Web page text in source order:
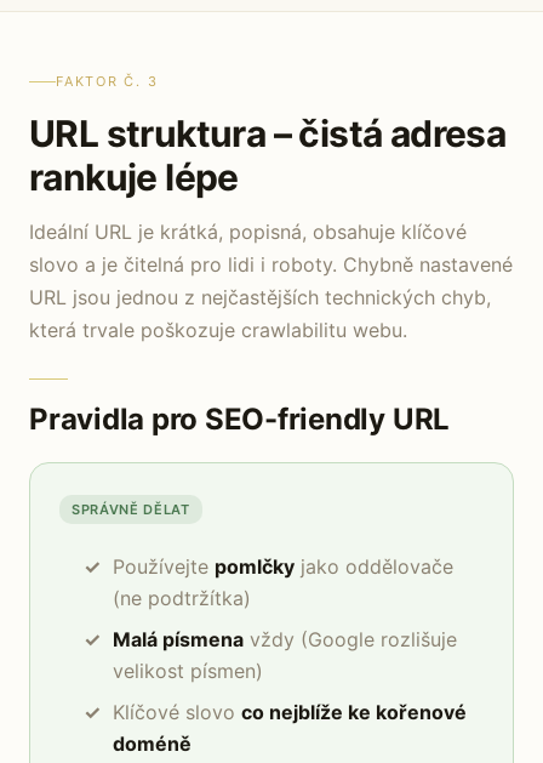
FAKTOR Č. 3
URL struktura – čistá adresa
rankuje lépe
Ideální URL je krátká, popisná, obsahuje klíčové
slovo a je čitelná pro lidi i roboty. Chybně nastavené
URL jsou jednou z nejčastějších technických chyb,
která trvale poškozuje crawlabilitu webu.
Pravidla pro SEO-friendly URL
SPRÁVNĚ DĚLAT
Používejte pomlčky jako oddělovače
(ne podtržítka)
Malá písmena vždy (Google rozlišuje
velikost písmen)
Klíčové slovo co nejblíže ke kořenové
doméně